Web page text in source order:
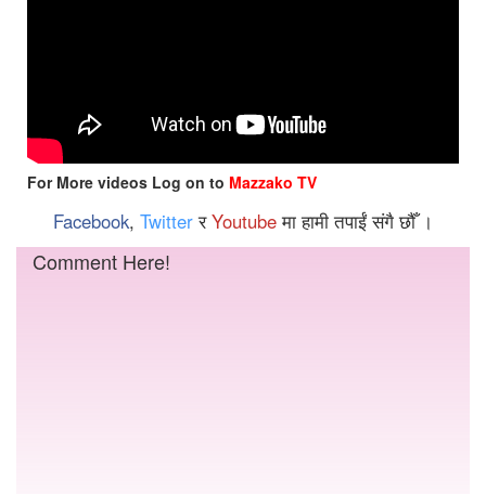
For More videos Log on to Mazzako TV
Facebook, TwitterरYoutubeमा हामी तपाईं संगै छौँ ।
Comment Here!